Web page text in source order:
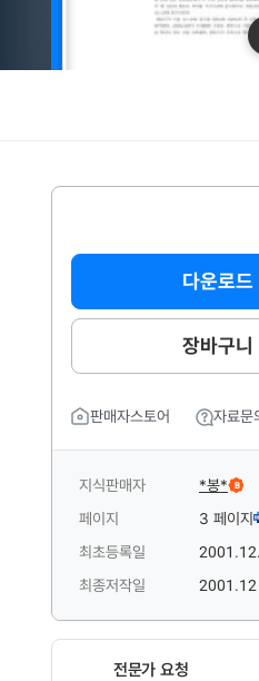
다운로드
장바구니
판매자스토어 자료문
지식판매자 *봉* B
페이지 3 페이지
최초등록일
최종저작일
2001.12
전문가 요청